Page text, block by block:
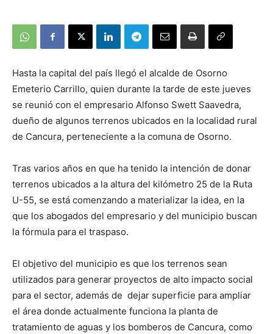
Hasta la capital del país llegó el alcalde de Osorno
Emeterio Carrillo, quien durante la tarde de este jueves
se reunió con el empresario Alfonso Swett Saavedra,
dueño de algunos terrenos ubicados en la localidad rural
de Cancura, perteneciente a la comuna de Osorno.
Tras varios años en que ha tenido la intención de donar
terrenos ubicados a la altura del kilómetro 25 de la Ruta
U-55, se está comenzando a materializar la idea, en la
que los abogados del empresario y del municipio buscan
la fórmula para el traspaso.
El objetivo del municipio es que los terrenos sean
utilizados para generar proyectos de alto impacto social
para el sector, además de dejar superficie para ampliar
el área donde actualmente funciona la planta de
tratamiento de aguas y los bomberos de Cancura, como